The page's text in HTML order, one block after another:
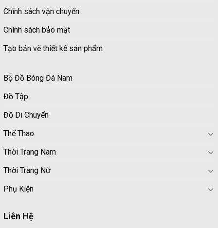
Chính sách vận chuyển
Chính sách bảo mật
Tạo bản vẽ thiết kế sản phẩm
Bộ Đồ Bóng Đá Nam
Đồ Tập
Đồ Di Chuyển
Thể Thao
Thời Trang Nam
Thời Trang Nữ
Phụ Kiện
Liên Hệ